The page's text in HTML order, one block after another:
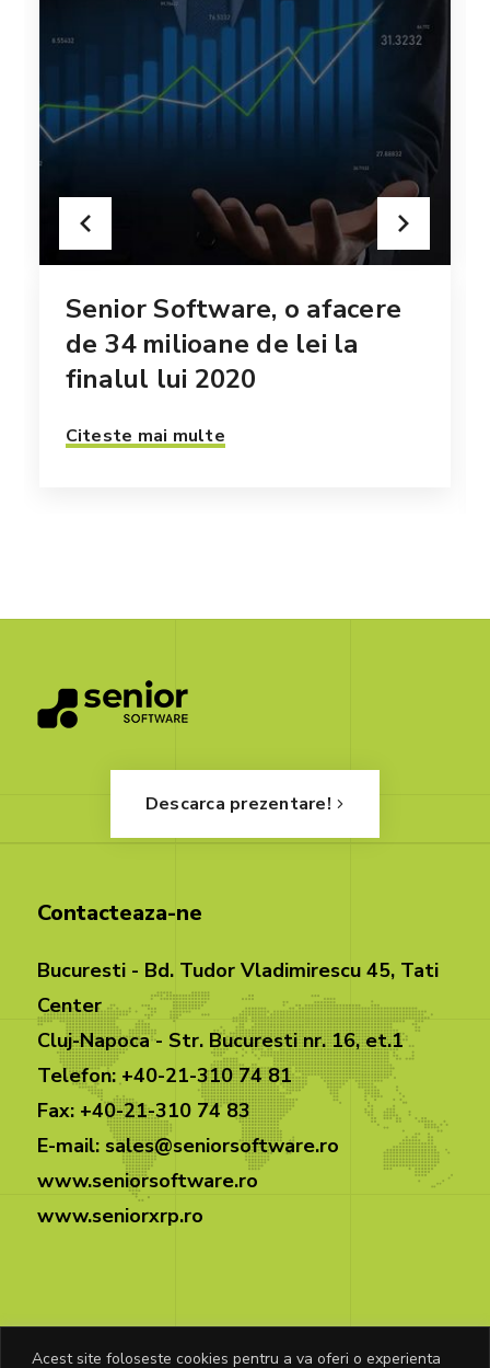
Acest site foloseste cookies pentru a va oferi o experienta
Senior Software, o afacere
de 34 milioane de lei la
finalul lui 2020
Citeste mai multe
Descarca prezentare!
Contacteaza-ne
Bucuresti - Bd. Tudor Vladimirescu 45, Tati
Center
Cluj-Napoca - Str. Bucuresti nr. 16, et.1
Telefon: +40-21-310 74 81
Fax: +40-21-310 74 83
E-mail: sales@seniorsoftware.ro
www.seniorsoftware.ro
www.seniorxrp.ro